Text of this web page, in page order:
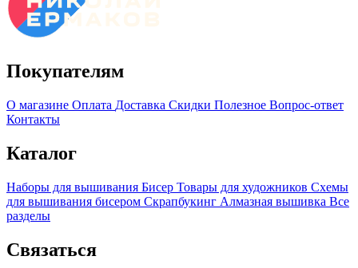
Покупателям
О магазине Оплата Доставка Скидки Полезное Вопрос-ответ
Контакты
Каталог
Наборы для вышивания Бисер Товары для художников Схемы
для вышивания бисером Скрапбукинг Алмазная вышивка Все
разделы
Связаться